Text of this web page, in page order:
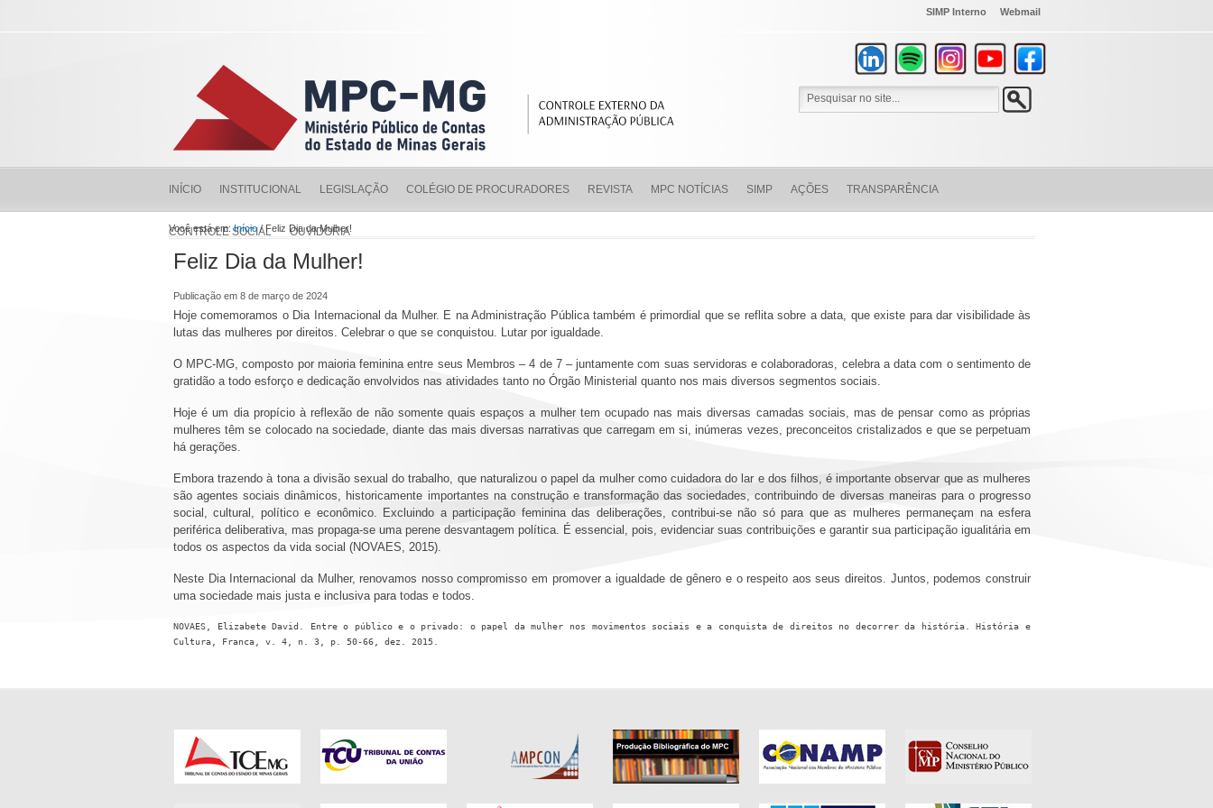
SIMP Interno Webmail
INÍCIO INSTITUCIONAL LEGISLAÇÃO COLÉGIO DE PROCURADORES REVISTA MPC NOTÍCIAS SIMP AÇÕES TRANSPARÊNCIA
CONTROLE SOCIAL OUVIDORIA
Você está em:Início/ Feliz Dia da Mulher!
Feliz Dia da Mulher!
Publicação em 8 de março de 2024
Hoje comemoramos o Dia Internacional da Mulher. E na Administração Pública também é primordial que se reflita sobre a data, que existe para dar visibilidade às
lutas das mulheres por direitos. Celebrar o que se conquistou. Lutar por igualdade.
O MPC-MG, composto por maioria feminina entre seus Membros – 4 de 7 – juntamente com suas servidoras e colaboradoras, celebra a data com o sentimento de
gratidão a todo esforço e dedicação envolvidos nas atividades tanto no Órgão Ministerial quanto nos mais diversos segmentos sociais.
Hoje é um dia propício à reflexão de não somente quais espaços a mulher tem ocupado nas mais diversas camadas sociais, mas de pensar como as próprias
mulheres têm se colocado na sociedade, diante das mais diversas narrativas que carregam em si, inúmeras vezes, preconceitos cristalizados e que se perpetuam
há gerações.
Embora trazendo à tona a divisão sexual do trabalho, que naturalizou o papel da mulher como cuidadora do lar e dos filhos, é importante observar que as mulheres
são agentes sociais dinâmicos, historicamente importantes na construção e transformação das sociedades, contribuindo de diversas maneiras para o progresso
social, cultural, político e econômico. Excluindo a participação feminina das deliberações, contribui-se não só para que as mulheres permaneçam na esfera
periférica deliberativa, mas propaga-se uma perene desvantagem política. É essencial, pois, evidenciar suas contribuições e garantir sua participação igualitária em
todos os aspectos da vida social (NOVAES, 2015).
Neste Dia Internacional da Mulher, renovamos nosso compromisso em promover a igualdade de gênero e o respeito aos seus direitos. Juntos, podemos construir
uma sociedade mais justa e inclusiva para todas e todos.
NOVAES, Elizabete David. Entre o público e o privado: o papel da mulher nos movimentos sociais e a conquista de direitos no decorrer da história. História e
Cultura, Franca, v. 4, n. 3, p. 50-66, dez. 2015.